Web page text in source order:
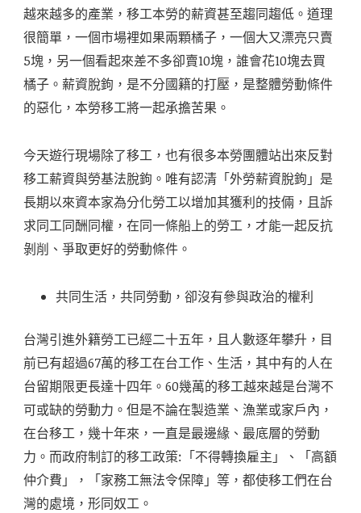
越來越多的產業，移工本勞的薪資甚至趨同趨低。道理
很簡單，一個市場裡如果兩顆橘子，一個大又漂亮只賣
5塊，另一個看起來差不多卻賣10塊，誰會花10塊去買
橘子。薪資脫鉤，是不分國籍的打壓，是整體勞動條件
的惡化，本勞移工將一起承擔苦果。
今天遊行現場除了移工，也有很多本勞團體站出來反對
移工薪資與勞基法脫鉤。唯有認清「外勞薪資脫鉤」是
長期以來資本家為分化勞工以增加其獲利的技倆，且訴
求同工同酬同權，在同一條船上的勞工，才能一起反抗
剝削、爭取更好的勞動條件。
共同生活，共同勞動，卻沒有參與政治的權利
台灣引進外籍勞工已經二十五年，且人數逐年攀升，目
前已有超過67萬的移工在台工作、生活，其中有的人在
台留期限更長達十四年。60幾萬的移工越來越是台灣不
可或缺的勞動力。但是不論在製造業、漁業或家戶內，
在台移工，幾十年來，一直是最邊緣、最底層的勞動
力。而政府制訂的移工政策:「不得轉換雇主」、「高額
仲介費」，「家務工無法令保障」等，都使移工們在台
灣的處境，形同奴工。